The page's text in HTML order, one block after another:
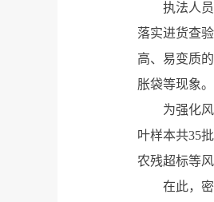
执法人
落实进货查
高、易变质
胀袋等现象
为强化
叶样本共35
农残超标等
在此，